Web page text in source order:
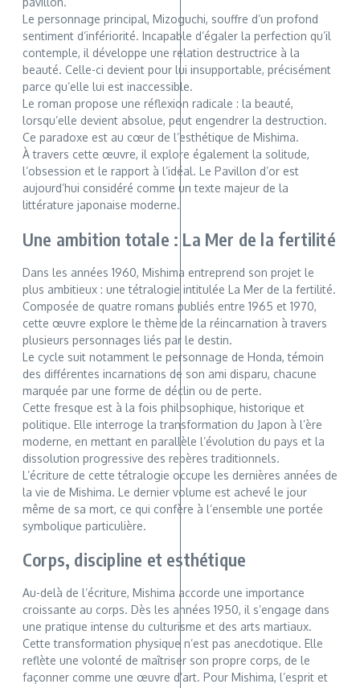
Le personnage principal, Mizoguchi, souffre d’un profond
sentiment d’infériorité. Incapable d’égaler la perfection qu’il
contemple, il développe une relation destructrice à la
beauté. Celle-ci devient pour lui insupportable, précisément
parce qu’elle lui est inaccessible.
Le roman propose une réflexion radicale : la beauté,
lorsqu’elle devient absolue, peut engendrer la destruction.
Ce paradoxe est au cœur de l’esthétique de Mishima.
À travers cette œuvre, il explore également la solitude,
l’obsession et le rapport à l’idéal. Le Pavillon d’or est
aujourd’hui considéré comme un texte majeur de la
littérature japonaise moderne.
Une ambition totale : La Mer de la fertilité
Dans les années 1960, Mishima entreprend son projet le
plus ambitieux : une tétralogie intitulée La Mer de la fertilité.
Composée de quatre romans publiés entre 1965 et 1970,
cette œuvre explore le thème de la réincarnation à travers
plusieurs personnages liés par le destin.
Le cycle suit notamment le personnage de Honda, témoin
des différentes incarnations de son ami disparu, chacune
marquée par une forme de déclin ou de perte.
Cette fresque est à la fois philosophique, historique et
politique. Elle interroge la transformation du Japon à l’ère
moderne, en mettant en parallèle l’évolution du pays et la
dissolution progressive des repères traditionnels.
L’écriture de cette tétralogie occupe les dernières années de
la vie de Mishima. Le dernier volume est achevé le jour
même de sa mort, ce qui confère à l’ensemble une portée
symbolique particulière.
Corps, discipline et esthétique
Au-delà de l’écriture, Mishima accorde une importance
croissante au corps. Dès les années 1950, il s’engage dans
une pratique intense du culturisme et des arts martiaux.
Cette transformation physique n’est pas anecdotique. Elle
reflète une volonté de maîtriser son propre corps, de le
façonner comme une œuvre d’art. Pour Mishima, l’esprit et